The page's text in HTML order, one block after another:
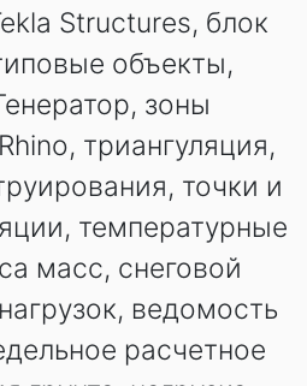
Structures, блок
объекты,
зоны
триангуляция,
точки и
температурные
масс, снеговой
ведомость
расчетное